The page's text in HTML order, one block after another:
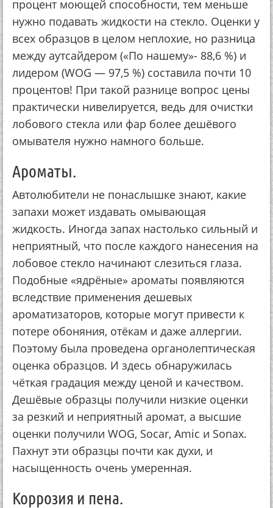
процент моющей способности, тем меньше
нужно подавать жидкости на стекло. Оценки у
всех образцов в целом неплохие, но разница
между аутсайдером («По нашему»- 88,6 %) и
лидером (WOG — 97,5 %) составила почти 10
процентов! При такой разнице вопрос цены
практически нивелируется, ведь для очистки
лобового стекла или фар более дешёвого
омывателя нужно намного больше.
Ароматы.
Автолюбители не понаслышке знают, какие
запахи может издавать омывающая
жидкость. Иногда запах настолько сильный и
неприятный, что после каждого нанесения на
лобовое стекло начинают слезиться глаза.
Подобные «ядрёные» ароматы появляются
вследствие применения дешевых
ароматизаторов, которые могут привести к
потере обоняния, отёкам и даже аллергии.
Поэтому была проведена органолептическая
оценка образцов. И здесь обнаружилась
чёткая градация между ценой и качеством.
Дешёвые образцы получили низкие оценки
за резкий и неприятный аромат, а высшие
оценки получили WOG, Socar, Amic и Sonax.
Пахнут эти образцы почти как духи, и
насыщенность очень умеренная.
Коррозия и пена.